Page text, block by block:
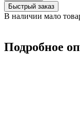
Быстрый заказ
В наличии мало
Подробное